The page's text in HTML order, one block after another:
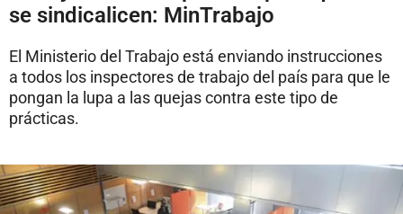
se sindicalicen: MinTrabajo
El Ministerio del Trabajo está enviando instrucciones
a todos los inspectores de trabajo del país para que le
pongan la lupa a las quejas contra este tipo de
prácticas.